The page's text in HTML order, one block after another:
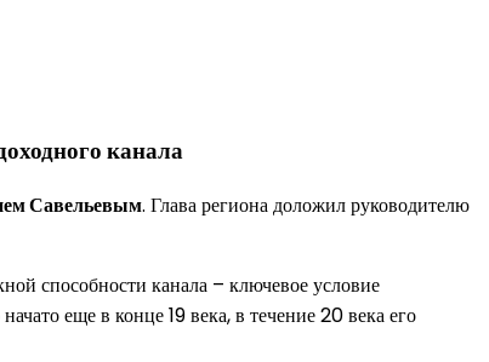
канала
Савельевым. Глава региона доложил руководителю
способности канала – ключевое условие
еще в конце 19 века, в течение 20 века его